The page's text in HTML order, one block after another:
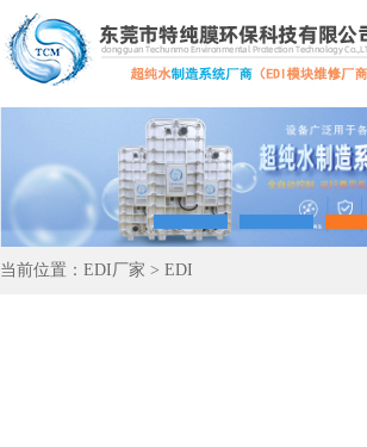
当前位置： EDI厂家 > EDI